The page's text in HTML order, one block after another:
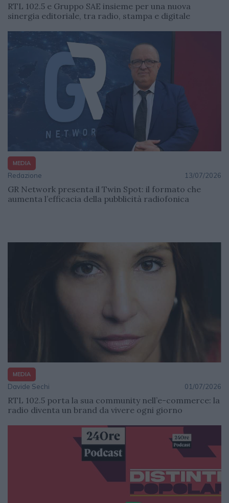
RTL 102.5 e Gruppo SAE insieme per una nuova
sinergia editoriale, tra radio, stampa e digitale
MEDIA
Redazione 13/07/2026
GR Network presenta il Twin Spot: il formato che
aumenta l’efficacia della pubblicità radiofonica
MEDIA
Davide Sechi 01/07/2026
RTL 102.5 porta la sua community nell’e-commerce: la
radio diventa un brand da vivere ogni giorno